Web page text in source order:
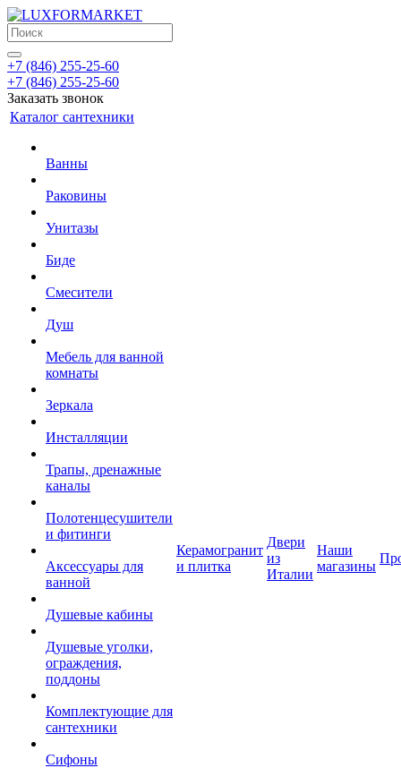
+7 (846) 255-25-60
+7 (846) 255-25-60
Заказать звонок
Каталог сантехники
Ванны
Раковины
Унитазы
Биде
Смесители
Душ
Мебель для ванной
комнаты
Зеркала
Инсталляции
Трапы, дренажные
каналы
Полотенцесушители
и фитинги
Аксессуары для
ванной
Душевые кабины
Душевые уголки,
ограждения,
поддоны
Комплектующие для
сантехники
Сифоны
Керамогранит
и плитка
Двери
из
Италии
Наши
магазины